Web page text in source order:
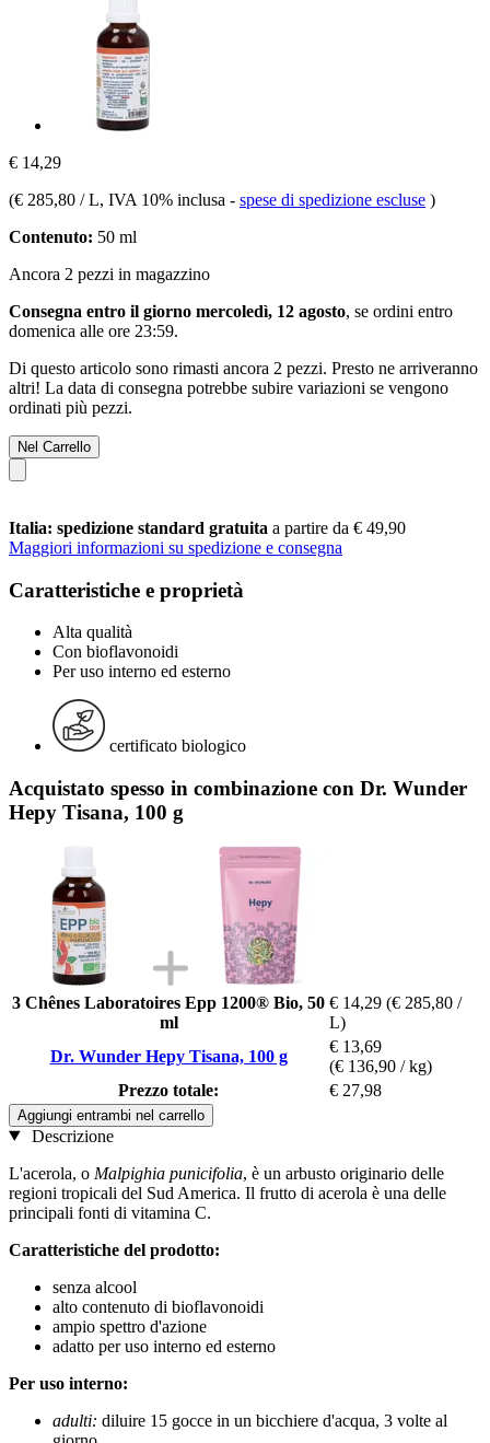
€ 14,29
(€ 285,80 / L, IVA 10% inclusa - spese di spedizione escluse )
Contenuto: 50 ml
Ancora 2 pezzi in magazzino
Consegna entro il giorno mercoledì, 12 agosto, se ordini entro
domenica alle ore 23:59.
Di questo articolo sono rimasti ancora 2 pezzi. Presto ne arriveranno
altri! La data di consegna potrebbe subire variazioni se vengono
ordinati più pezzi.
Nel Carrello
Italia: spedizione standard gratuita a partire da € 49,90
Maggiori informazioni su spedizione e consegna
Caratteristiche e proprietà
Alta qualità
Con bioflavonoidi
Per uso interno ed esterno
certificato biologico
Acquistato spesso in combinazione con Dr. Wunder
Hepy Tisana, 100 g
3 Chênes Laboratoires Epp 1200® Bio, 50
ml
€ 14,29 (€ 285,80 /
L)
Dr. Wunder Hepy Tisana, 100 g
€ 13,69
(€ 136,90 / kg)
Prezzo totale:
€ 27,98
Aggiungi entrambi nel carrello
Descrizione
L'acerola, o Malpighia punicifolia, è un arbusto originario delle
regioni tropicali del Sud America. Il frutto di acerola è una delle
principali fonti di vitamina C.
Caratteristiche del prodotto:
senza alcool
alto contenuto di bioflavonoidi
ampio spettro d'azione
adatto per uso interno ed esterno
Per uso interno:
adulti: diluire 15 gocce in un bicchiere d'acqua, 3 volte al